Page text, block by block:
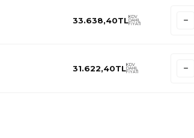
33.638,40TLKDV
DAHİL
FİYATI
31.622,40TLKDV
DAHİL
FİYATI